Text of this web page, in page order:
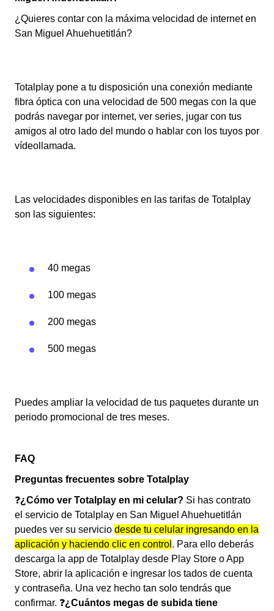
¿Quieres contar con la máxima velocidad de internet en
San Miguel Ahuehuetitlán?
Totalplay pone a tu disposición una conexión mediante
fibra óptica con una velocidad de 500 megas con la que
podrás navegar por internet, ver series, jugar con tus
amigos al otro lado del mundo o hablar con los tuyos por
vídeollamada.
Las velocidades disponibles en las tarifas de Totalplay
son las siguientes:
40 megas
100 megas
200 megas
500 megas
Puedes ampliar la velocidad de tus paquetes durante un
periodo promocional de tres meses.
FAQ
Preguntas frecuentes sobre Totalplay
❓¿Cómo ver Totalplay en mi celular? Si has contrato
el servicio de Totalplay en San Miguel Ahuehuetitlán
puedes ver su servicio desde tu celular ingresando en la
aplicación y haciendo clic en control . Para ello deberás
descarga la app de Totalplay desde Play Store o App
Store, abrir la aplicación e ingresar los tados de cuenta
y contraseña. Una vez hecho tan solo tendrás que
confirmar. ❓¿Cuántos megas de subida tiene